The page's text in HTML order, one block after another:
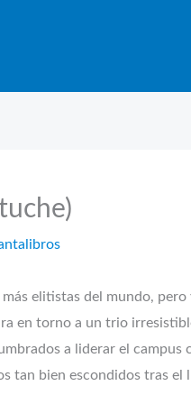
elitistas del mundo,
en torno a un trio
a liderar el
tan bien escondidos tras el